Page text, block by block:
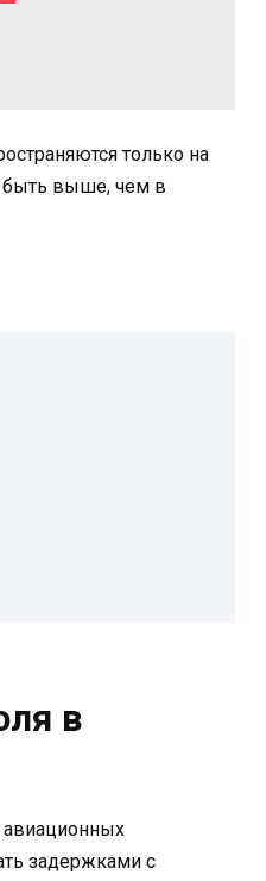
только на
быть выше, чем в
в
авиационных
задержками с